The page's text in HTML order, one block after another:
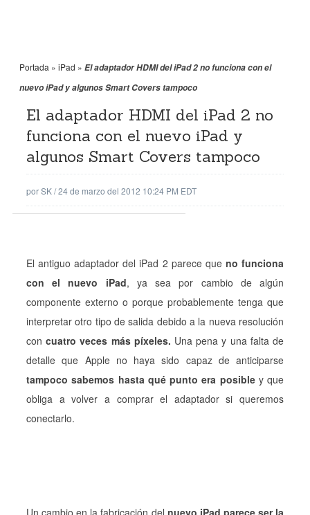
Portada » iPad » El adaptador HDMI del iPad 2 no funciona con el
nuevo iPad y algunos Smart Covers tampoco
El adaptador HDMI del iPad 2 no
funciona con el nuevo iPad y
algunos Smart Covers tampoco
porSK/24 de marzo del 2012 10:24 PM EDT
El antiguo adaptador del iPad 2 parece que no funciona
con el nuevo iPad, ya sea por cambio de algún
componente externo o porque probablemente tenga que
interpretar otro tipo de salida debido a la nueva resolución
concuatro veces más píxeles. Una pena y una falta de
detalle que Apple no haya sido capaz de anticiparse
tampoco sabemos hasta qué punto era posibley que
obliga a volver a comprar el adaptador si queremos
conectarlo.
Un cambio en la fabricación del nuevo iPad parece ser la